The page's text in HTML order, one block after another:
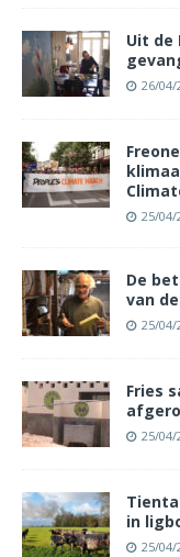
Uit de
26/04/
25/04/
De
van
25/04/
Fries
25/04/
in
25/04/